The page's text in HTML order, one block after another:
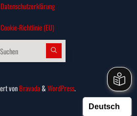
Datenschutz­erklärung
Cookie-Richtlinie (EU)
vonBravada&WordPress.